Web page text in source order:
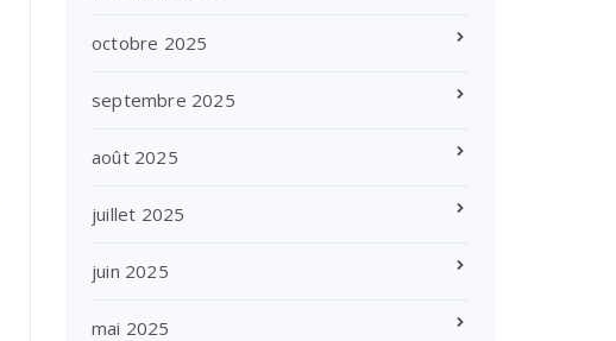
octobre 2025
septembre 2025
août 2025
juillet 2025
juin 2025
mai 2025